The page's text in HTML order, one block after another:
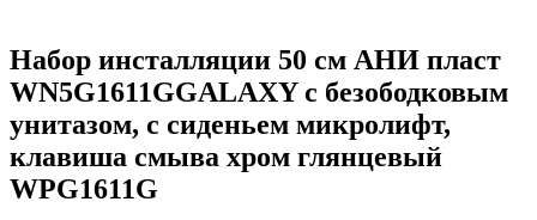
Набор инсталляции 50 см АНИ пласт
WN5G1611GGALAXY с безободковым
унитазом, с сиденьем микролифт,
клавиша смыва хром глянцевый
WPG1611G